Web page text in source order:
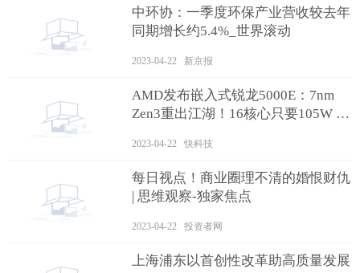
中环协：一季度环保产业营收较去年
同期增长约5.4%_世界滚动
2023-04-22 新京报
AMD发布嵌入式锐龙5000E：7nm
Zen3重出江湖！16核心只要105W 当
2023-04-22 快科技
每日视点！商业圈理不清的婚恨财仇
| 思维观察-独家焦点
2023-04-22 投资者网
上海浦东以首创性改革助高质量发展